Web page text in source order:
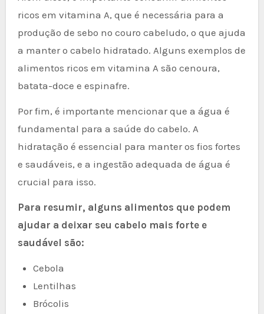
ricos em vitamina A, que é necessária para a
produção de sebo no couro cabeludo, o que ajuda
a manter o cabelo hidratado. Alguns exemplos de
alimentos ricos em vitamina A são cenoura,
batata-doce e espinafre.
Por fim, é importante mencionar que a água é
fundamental para a saúde do cabelo. A
hidratação é essencial para manter os fios fortes
e saudáveis, e a ingestão adequada de água é
crucial para isso.
Para resumir, alguns alimentos que podem
ajudar a deixar seu cabelo mais forte e
saudável são:
Cebola
Lentilhas
Brócolis